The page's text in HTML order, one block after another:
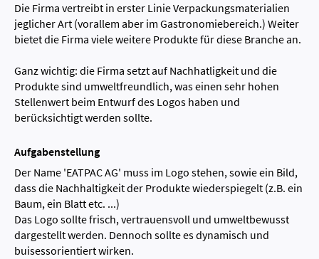
Die Firma vertreibt in erster Linie Verpackungsmaterialien
jeglicher Art (vorallem aber im Gastronomiebereich.) Weiter
bietet die Firma viele weitere Produkte für diese Branche an.
Ganz wichtig: die Firma setzt auf Nachhatligkeit und die
Produkte sind umweltfreundlich, was einen sehr hohen
Stellenwert beim Entwurf des Logos haben und
berücksichtigt werden sollte.
Aufgabenstellung
Der Name 'EATPAC AG' muss im Logo stehen, sowie ein Bild,
dass die Nachhaltigkeit der Produkte wiederspiegelt (z.B. ein
Baum, ein Blatt etc. ...)
Das Logo sollte frisch, vertrauensvoll und umweltbewusst
dargestellt werden. Dennoch sollte es dynamisch und
buisessorientiert wirken.